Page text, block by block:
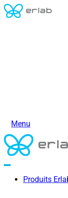
Menu
Produits